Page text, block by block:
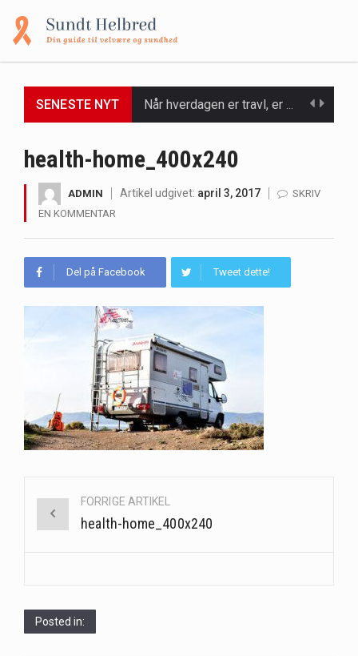
SENESTE NYT
Massagestole er ikke længere forbeholdt luksuriøse spaer og wellnesscentre - de er nu tilgængelige til…
health-home_400x240
ADMIN Artikel udgivet: april 3, 2017
SKRIV
EN KOMMENTAR
Del på Facebook Tweet dette!
navigationFORRIGE ARTIKEL
health-home_400x240
Posted in: